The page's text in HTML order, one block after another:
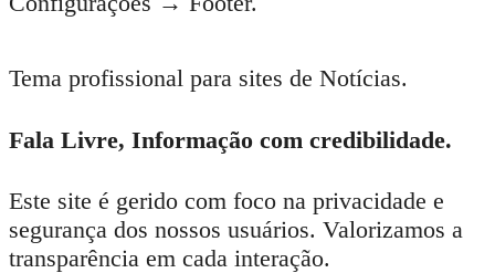
Tema profissional para sites de Notícias.
Fala Livre, Informação com credibilidade.
Este site é gerido com foco na privacidade e
segurança dos nossos usuários. Valorizamos a
transparência em cada interação.